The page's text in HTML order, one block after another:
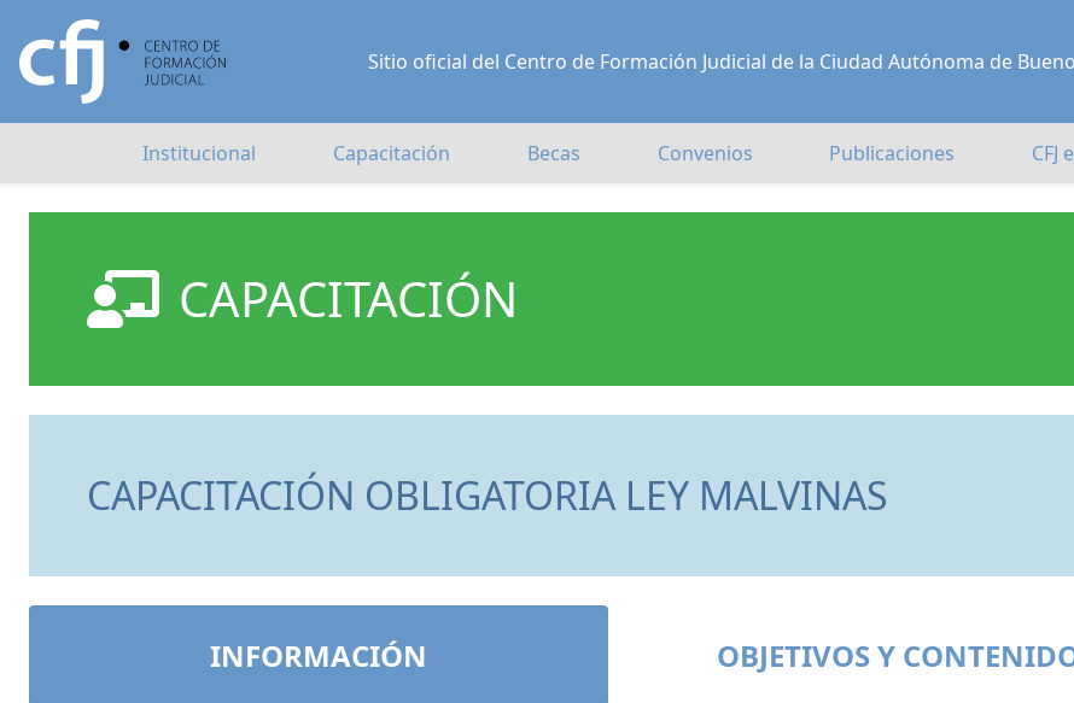
Sitio oficial del Centro de Formación Judicial de la Ciudad Autónoma de
Institucional Capacitación Becas Convenios Publicaciones CFJ
CAPACITACIÓN
CAPACITACIÓN OBLIGATORIA LEY MALVINAS
INFORMACIÓN OBJETIVOS Y